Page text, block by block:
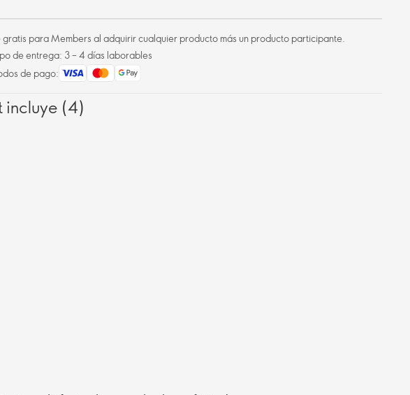
gratis para Members al adquirir cualquier producto más un producto participante.
de entrega: 3 – 4 días laborables
de pago:
incluye (4)